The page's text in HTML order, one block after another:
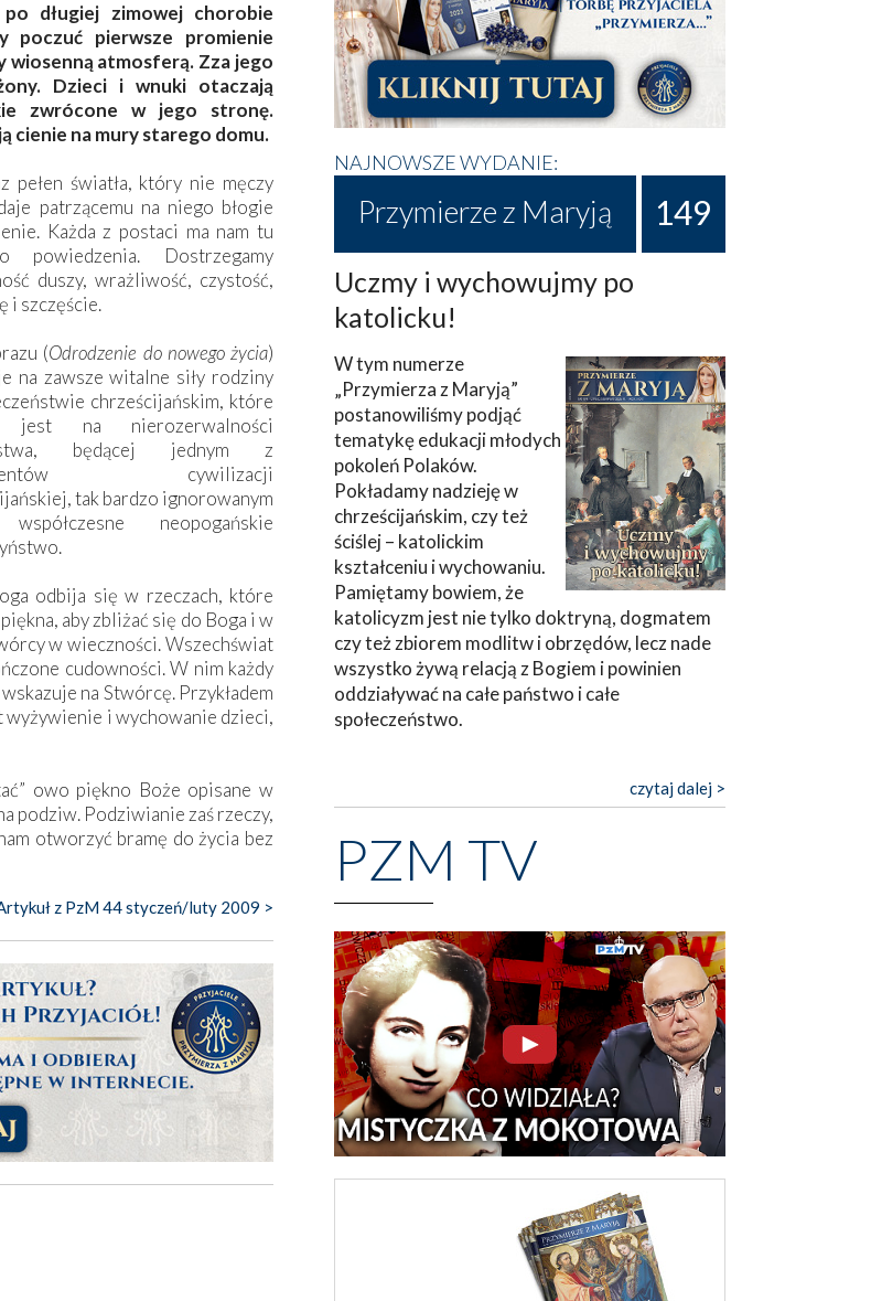
długiej zimowej chorobie
pierwsze promienie
wiosenną atmosferą. Zza jego
Dzieci i wnuki otaczają
zwrócone w jego stronę.
cienie na mury starego domu.
pełen światła, który nie męczy
patrzącemu na niego błogie
Każda z postaci ma nam tu
powiedzenia. Dostrzegamy
duszy, wrażliwość, czystość,
i szczęście.
(Odrodzenie do nowego życia)
na zawsze witalne siły rodziny
chrześcijańskim, które
jest na nierozerwalności
będącej jednym z
cywilizacji
tak bardzo ­ignorowanym
neopogańskie
odbija się w rzeczach, które
aby zbliżać się do Boga i w
w wieczności. Wszechświat
cudowności. W nim każdy
na Stwórcę. Przykładem
i wychowanie dzieci,
owo piękno Boże opisane w
podziw. Podziwianie zaś rzeczy,
otworzyć bramę do życia bez
z PzM 44 styczeń/luty 2009 >
NAJNOWSZE WYDANIE:
Przymierze z Maryją 149
Uczmy i wychowujmy po
katolicku!
W tym numerze
„Przymierza z Maryją”
postanowiliśmy podjąć
tematykę edukacji młodych
pokoleń Polaków.
Pokładamy nadzieję w
chrześcijańskim, czy też
ściślej – katolickim
kształceniu i wychowaniu.
Pamiętamy bowiem, że
katolicyzm jest nie tylko doktryną, dogmatem
czy też zbiorem modlitw i obrzędów, lecz nade
wszystko żywą relacją z Bogiem i powinien
oddziaływać na całe państwo i całe
społeczeństwo.
czytaj dalej >
PZM TV